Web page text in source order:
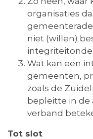
organisaties
niet (willen)
Wat kan een
gemeenten,
zoals de
bepleitte in de
verband
Tot slot